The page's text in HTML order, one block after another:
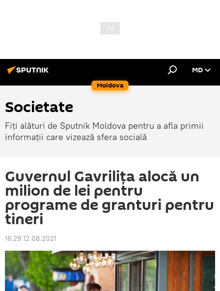
Moldova
MD
Societate
Fiți alături de Sputnik Moldova pentru a afla primii
informații care vizează sfera socială
Guvernul Gavrilița alocă un
milion de lei pentru
programe de granturi pentru
tineri
16:29 12.08.2021